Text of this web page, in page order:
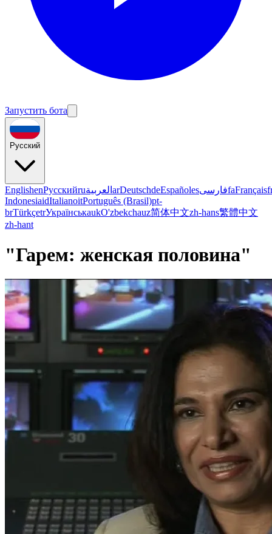
Запустить бота
Русский
EnglishenРусскийruالعربية arDeutschdeEspañolesفارسیfaFrançais
IndonesiaidItalianoitPortuguês (Brasil)pt-
brTürkçetrУкраїнськаukO'zbekchauz简体中文zh-hans繁體中文
zh-hant
"Гарем: женская половина"